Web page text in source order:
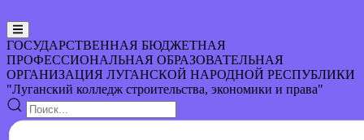
ГОСУДАРСТВЕННАЯ БЮДЖЕТНАЯ
ПРОФЕССИОНАЛЬНАЯ ОБРАЗОВАТЕЛЬНАЯ
ОРГАНИЗАЦИЯ ЛУГАНСКОЙ НАРОДНОЙ РЕСПУБЛИКИ
"Луганский колледж строительства, экономики и права"